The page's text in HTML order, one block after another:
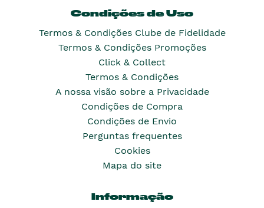
Condições de Uso
Termos & Condições Clube de Fidelidade
Termos & Condições Promoções
Click & Collect
Termos & Condições
A nossa visão sobre a Privacidade
Condições de Compra
Condições de Envio
Perguntas frequentes
Cookies
Mapa do site
Informação